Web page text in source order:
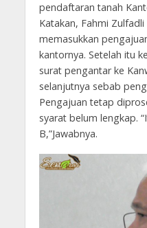
pendaftaran tanah
Katakan, Fahmi
memasukkan
kantornya. Setelah itu
surat pengantar ke
selanjutnya sebab
Pengajuan tetap
syarat belum lengkap.
B,”Jawabnya.